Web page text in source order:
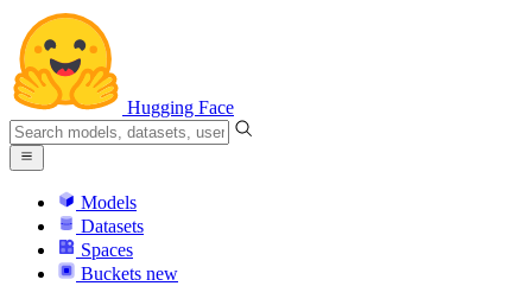
Hugging Face
Models
Datasets
Spaces
Buckets new